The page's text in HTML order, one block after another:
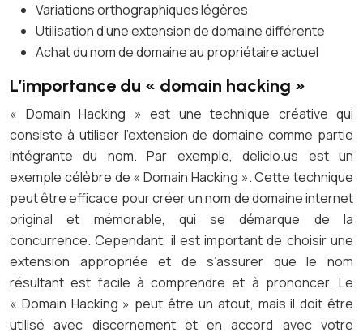
Variations orthographiques légères
Utilisation d’une extension de domaine différente
Achat du nom de domaine au propriétaire actuel
L’importance du « domain hacking »
« Domain Hacking » est une technique créative qui
consiste à utiliser l’extension de domaine comme partie
intégrante du nom. Par exemple, delicio.us est un
exemple célèbre de « Domain Hacking ». Cette technique
peut être efficace pour créer un nom de domaine internet
original et mémorable, qui se démarque de la
concurrence. Cependant, il est important de choisir une
extension appropriée et de s’assurer que le nom
résultant est facile à comprendre et à prononcer. Le
« Domain Hacking » peut être un atout, mais il doit être
utilisé avec discernement et en accord avec votre